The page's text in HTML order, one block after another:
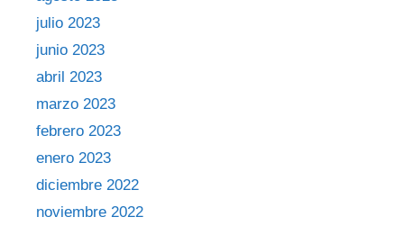
julio 2023
junio 2023
abril 2023
marzo 2023
febrero 2023
enero 2023
diciembre 2022
noviembre 2022